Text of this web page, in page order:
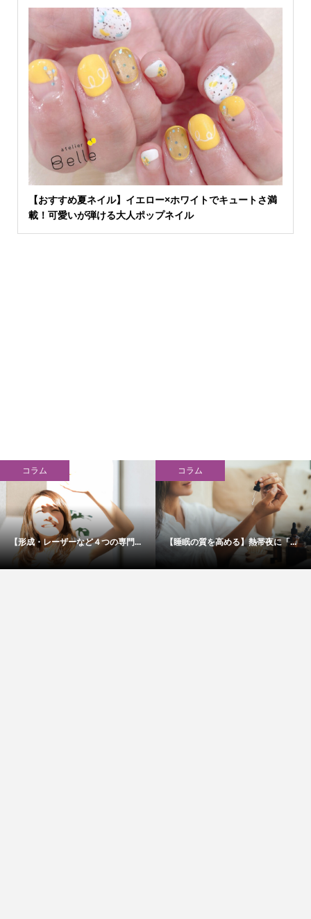
【おすすめ夏ネイル】イエロー×ホワイトでキュートさ満
載！可愛いが弾ける大人ポップネイル
コラム
【形成・レーザーなど４つの専門...
コラム
【睡眠の質を高める】熱帯夜に「...